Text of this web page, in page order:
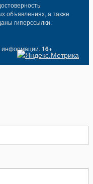
объявлениях, а также
гиперссылки.
информации. 16+